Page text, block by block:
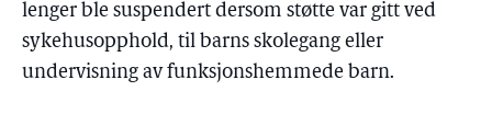
lenger ble suspendert dersom støtte var gitt ved
sykehusopphold, til barns skolegang eller
undervisning av funksjonshemmede barn.